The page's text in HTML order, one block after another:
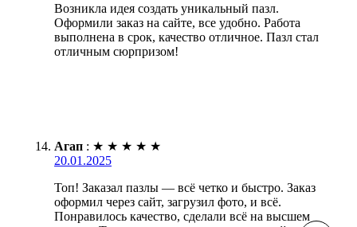
Возникла идея создать уникальный пазл.
Оформили заказ на сайте, все удобно. Работа
выполнена в срок, качество отличное. Пазл стал
отличным сюрпризом!
Агап : ★ ★ ★ ★ ★
20.01.2025
Топ! Заказал пазлы — всё четко и быстро. Заказ
оформил через сайт, загрузил фото, и всё.
Понравилось качество, сделали всё на высшем